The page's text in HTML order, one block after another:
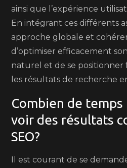
ainsi que l’expérience
En intégrant ces différents
approche globale et
d’optimiser efficacement
naturel et de se positionner
les résultats de recherche
Combien de
voir des résultats
SEO?
Il est courant de se